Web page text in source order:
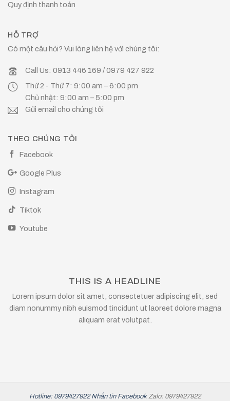
Quy định thanh toán
HỖ TRỢ
Có một câu hỏi? Vui lòng liên hệ với chúng tôi:
Call Us: 0913 446 169 / 0979 427 922
Thứ 2 - Thứ 7: 9:00 am – 6:00 pm
Chủ nhật: 9:00 am – 5:00 pm
Gửi email cho chúng tôi
THEO CHÚNG TÔI
Facebook
Google Plus
Instagram
Tiktok
Youtube
THIS IS A HEADLINE
Lorem ipsum dolor sit amet, consectetuer adipiscing elit, sed
diam nonummy nibh euismod tincidunt ut laoreet dolore magna
aliquam erat volutpat.
Hotline: 0979427922 Nhắn tin Facebook Zalo: 0979427922